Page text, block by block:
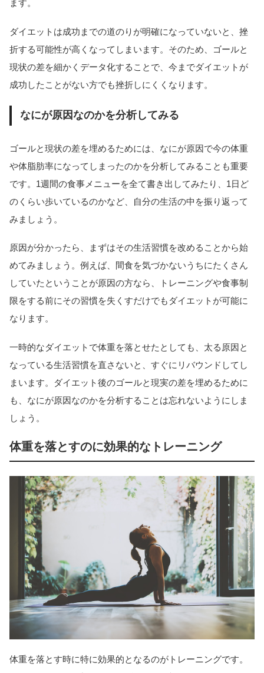
ます。
ダイエットは成功までの道のりが明確になっていないと、挫
折する可能性が高くなってしまいます。そのため、ゴールと
現状の差を細かくデータ化することで、今までダイエットが
成功したことがない方でも挫折しにくくなります。
なにが原因なのかを分析してみる
ゴールと現状の差を埋めるためには、なにが原因で今の体重
や体脂肪率になってしまったのかを分析してみることも重要
です。1週間の食事メニューを全て書き出してみたり、1日ど
のくらい歩いているのかなど、自分の生活の中を振り返って
みましょう。
原因が分かったら、まずはその生活習慣を改めることから始
めてみましょう。例えば、間食を気づかないうちにたくさん
していたということが原因の方なら、トレーニングや食事制
限をする前にその習慣を失くすだけでもダイエットが可能に
なります。
一時的なダイエットで体重を落とせたとしても、太る原因と
なっている生活習慣を直さないと、すぐにリバウンドしてし
まいます。ダイエット後のゴールと現実の差を埋めるために
も、なにが原因なのかを分析することは忘れないようにしま
しょう。
体重を落とすのに効果的なトレーニング
体重を落とす時に特に効果的となるのがトレーニングです。